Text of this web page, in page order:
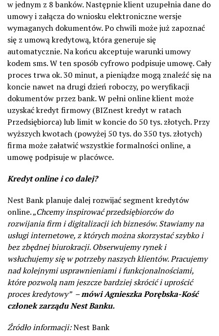
w jednym z 8 banków. Następnie klient uzupełnia dane do
umowy i załącza do wniosku elektroniczne wersje
wymaganych dokumentów. Po chwili może już zapoznać
się z umową kredytową, która generuje się
automatycznie. Na końcu akceptuje warunki umowy
kodem sms. W ten sposób cyfrowo podpisuje umowę. Cały
proces trwa ok. 30 minut, a pieniądze mogą znaleźć się na
koncie nawet na drugi dzień roboczy, po weryfikacji
dokumentów przez bank. W pełni online klient może
uzyskać kredyt firmowy (BIZnest kredyt w ratach
Przedsiębiorca) lub limit w koncie do 50 tys. złotych. Przy
wyższych kwotach (powyżej 50 tys. do 350 tys. złotych)
firma może załatwić wszystkie formalności online, a
umowę podpisuje w placówce.
Kredyt online i co dalej?
Nest Bank planuje dalej rozwijać segment kredytów
online. „Chcemy inspirować przedsiębiorców do
rozwijania firm i digitalizacji ich biznesów. Stawiamy na
usługi internetowe, z których można skorzystać szybko i
bez zbędnej biurokracji. Obserwujemy rynek i
wsłuchujemy się w potrzeby naszych klientów. Pracujemy
nad kolejnymi usprawnieniami i funkcjonalnościami,
które pozwolą nam jeszcze bardziej skrócić i uprościć
proces kredytowy” –mówi Agnieszka Porębska-Kość
członek zarządu Nest Banku.
Źródło informacji:Nest Bank